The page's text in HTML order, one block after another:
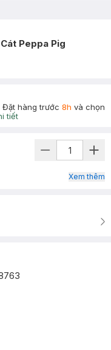
Peppa Pig
Đặt hàng trước 8h và chọn
tiết
Xem thêm